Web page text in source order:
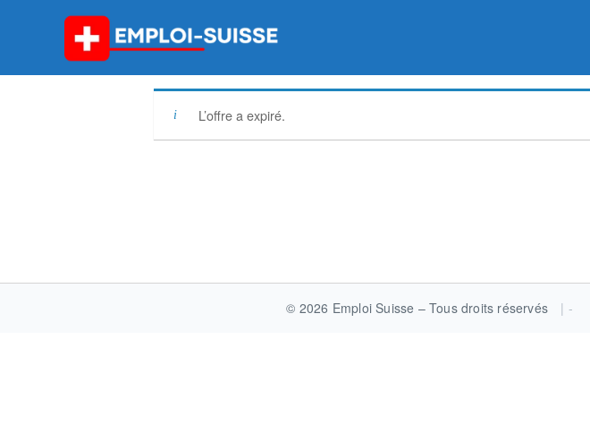
L’offre a expiré.
navigation
© 2026 Emploi Suisse – Tous droits réservés |